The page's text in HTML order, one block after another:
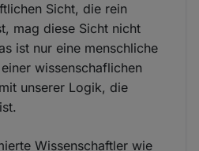
Sicht, die rein
mag diese Sicht nicht
ist nur eine menschliche
wissenschaflichen
unserer Logik, die
Wissenschaftler wie